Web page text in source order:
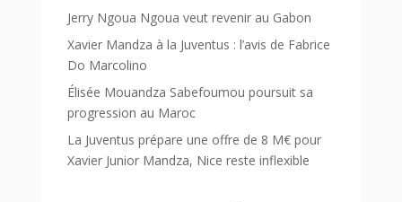
Jerry Ngoua Ngoua veut revenir au Gabon
Xavier Mandza à la Juventus : l’avis de Fabrice
Do Marcolino
Élisée Mouandza Sabefoumou poursuit sa
progression au Maroc
La Juventus prépare une offre de 8 M€ pour
Xavier Junior Mandza, Nice reste inflexible